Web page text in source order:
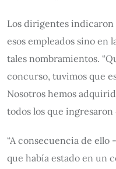
Los dirigentes indicaron
esos empleados sino en
tales nombramientos.
concurso, tuvimos que
Nosotros hemos
todos los que ingresaron
“A consecuencia de
que había estado en un